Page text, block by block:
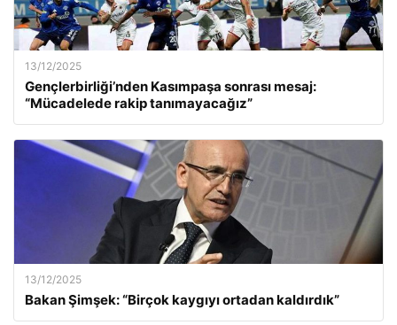
13/12/2025
Gençlerbirliği’nden Kasımpaşa sonrası mesaj:
“Mücadelede rakip tanımayacağız”
13/12/2025
Bakan Şimşek: “Birçok kaygıyı ortadan kaldırdık”